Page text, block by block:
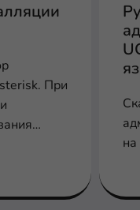
При